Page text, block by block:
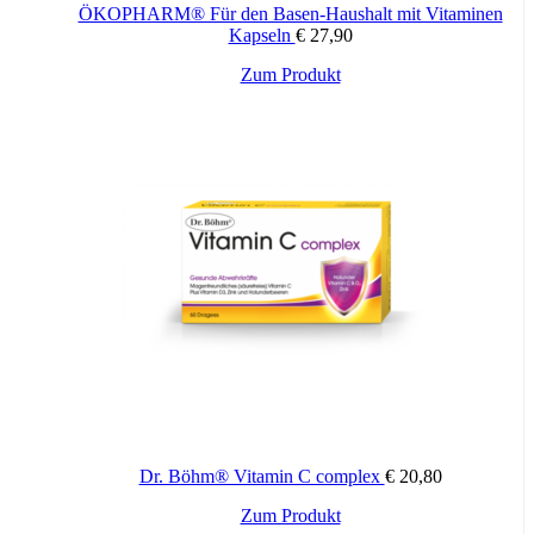
gesunde Lebensweise dar. Die angegebene empfohlene Tagesdosis
nicht überschreiten. Für Kinder unerreichbar aufbewahren.
ÖKOPHARM® Für den Basen-Haushalt mit Vitaminen
Kapseln €27,90
Zum Produkt
Dr. Böhm® Vitamin C complex €20,80
Zum Produkt